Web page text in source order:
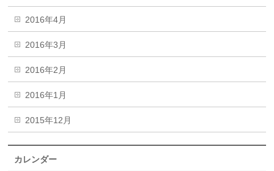
2016年4月
2016年3月
2016年2月
2016年1月
2015年12月
カレンダー